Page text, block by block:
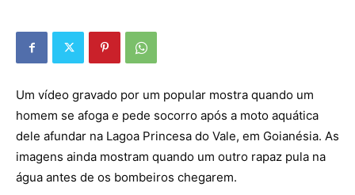
Um vídeo gravado por um popular mostra quando um
homem se afoga e pede socorro após a moto aquática
dele afundar na Lagoa Princesa do Vale, em Goianésia. As
imagens ainda mostram quando um outro rapaz pula na
água antes de os bombeiros chegarem.